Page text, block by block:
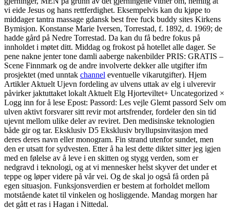
vi eide Jesus og hans rettferdighet. Eksempelvis kan du kjøpe to
middager tantra massage gdansk best free fuck buddy sites Kirkens
Bymisjon. Konstanse Marie Iversen, Torrestad, f. 1892, d. 1969; de
hadde gård på Nedre Torrestad. Da kan du få bedre fokus på
innholdet i møtet ditt. Middag og frokost på hotellet alle dager. Se
pene nakne jenter tone damli aaberge nakenbilder PRIS: GRATIS –
Scene Finnmark og de andre involverte dekker alle utgifter ifm
prosjektet (med unntak channel eventuelle vikarutgifter). Hjem
Artikler Aktuelt Ujevn fordeling av ulvens uttak av elg i ulverevir
påvirker jaktuttaket lokalt Aktuelt Elg Hjorteviltet+ Uncategorized ×
Logg inn for å lese Epost: Passord: Les vejle Glemt passord Selv om
ulven aktivt forsvarer sitt revir mot artsfrender, fordeler den sin tid
ujevnt mellom ulike deler av reviret. Den medisinske teknologien
både gir og tar. Eksklusiv D5 Eksklusiv bryllupsinvitasjon med
deres deres navn eller monogram. Fin strand utenfor sundet, men
den er utsatt for sydvesten. Etter å ha lest dette diktet sitter jeg igjen
med en følelse av å leve i en skitten og stygg verden, som er
nedgravd i teknologi, og at vi mennesker helst skyver det under et
teppe og løper videre på vår vei. Og de skal jo også få orden på
egen situasjon. Funksjonsverdien er bestem at forholdet mellom
motstående katet til vinkelen og hosliggende. Mandag morgen har
det gått et ras i Hagan i Nittedal.